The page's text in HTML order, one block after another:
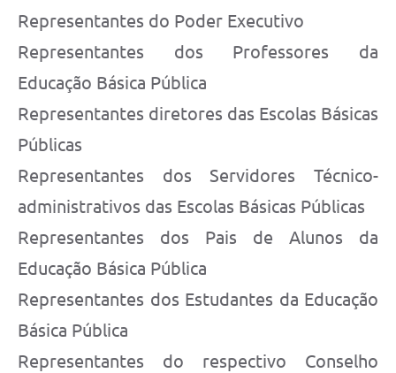
Representantes do Poder Executivo
Representantes dos Professores da
Educação Básica Pública
Representantes diretores das Escolas Básicas
Públicas
Representantes dos Servidores Técnico-
administrativos das Escolas Básicas Públicas
Representantes dos Pais de Alunos da
Educação Básica Pública
Representantes dos Estudantes da Educação
Básica Pública
Representantes do respectivo Conselho